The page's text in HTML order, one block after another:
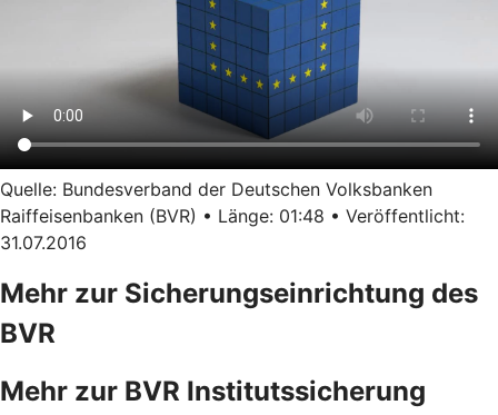
Quelle: Bundesverband der Deutschen Volksbanken
Raiffeisenbanken (BVR) • Länge: 01:48 • Veröffentlicht:
31.07.2016
Mehr zur Sicherungseinrichtung des
BVR
Mehr zur BVR Institutssicherung